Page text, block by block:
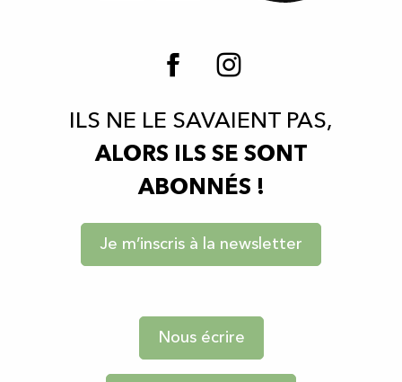
ILS NE LE SAVAIENT PAS,
ALORS ILS SE SONT
ABONNÉS !
Je m’inscris à la newsletter
Nous écrire